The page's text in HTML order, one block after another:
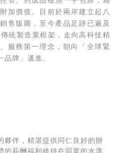
加價值。目前於兩岸建立起八
售版圖，至今產品足跡已遍及
統製造業框架，走向高科技精
服務第一理念，朝向「全球緊
品牌」邁進。
夥伴，精湛提供同仁良好的辦
的薪酬福利維持在同業的水準